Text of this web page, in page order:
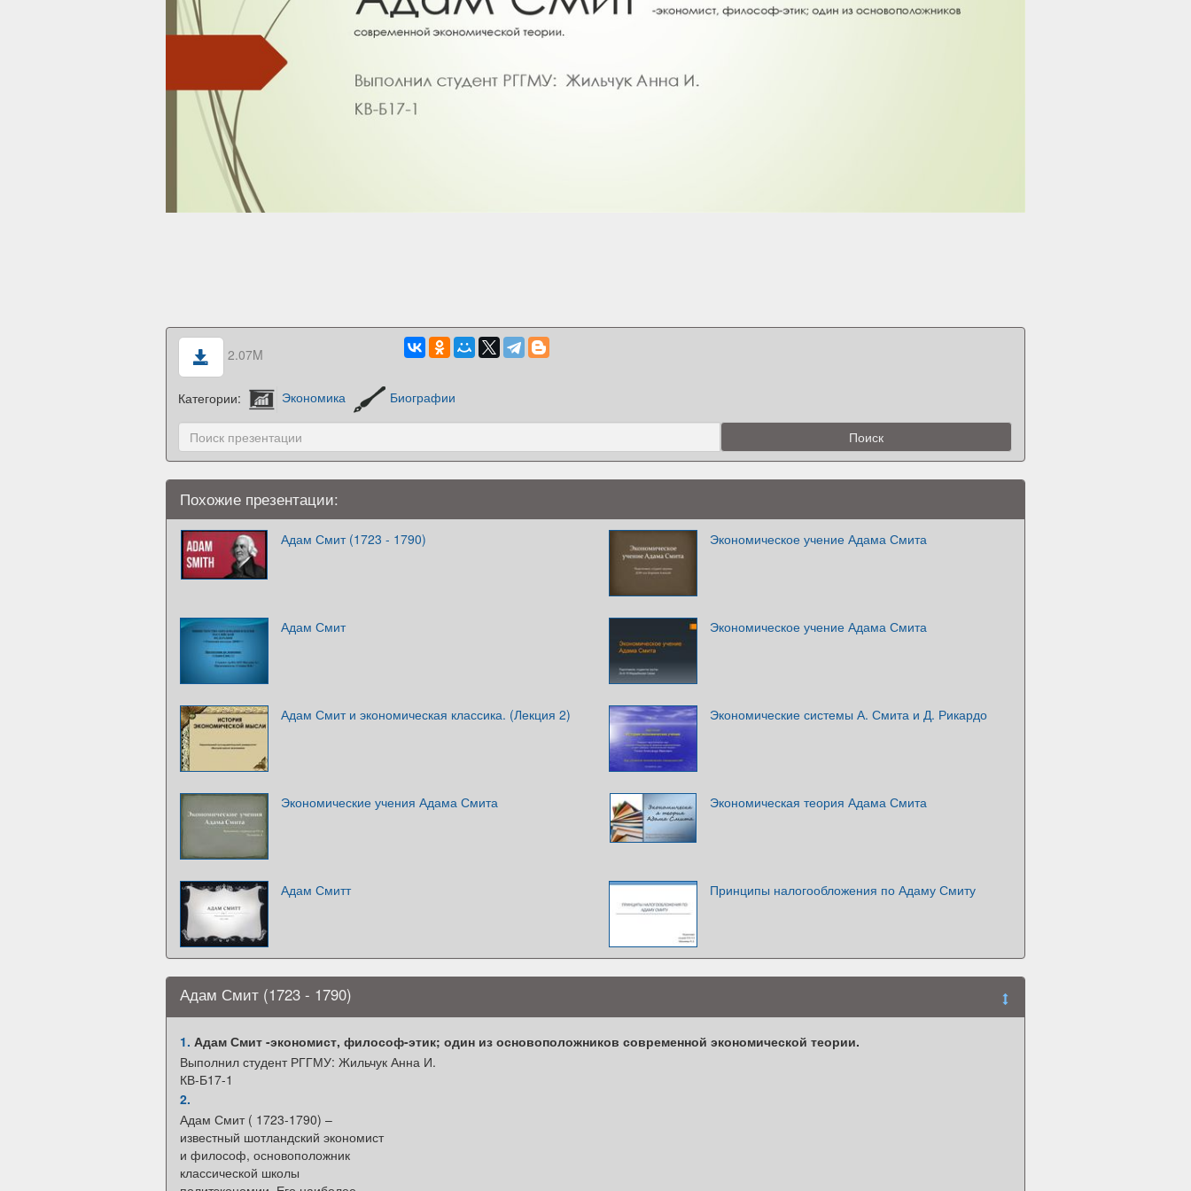
2.07M
Категории: Экономика Биографии
Похожие презентации:
Адам Смит (1723 - 1790) Экономическое учение Адама Смита
Адам Смит Экономическое учение Адама Смита
Адам Смит и экономическая классика. (Лекция 2) Экономические системы А. Смита и Д. Рикардо
Экономические учения Адама Смита Экономическая теория Адама Смита
Адам Смитт Принципы налогообложения по Адаму Смиту
Адам Смит (1723 - 1790)
1. Адам Смит -экономист, философ-этик; один из основоположников современной экономической теории.
Выполнил студент РГГМУ: Жильчук Анна И.
КВ-Б17-1
2.
Адам Смит ( 1723-1790) –
известный шотландский экономист
и философ, основоположник
классической школы